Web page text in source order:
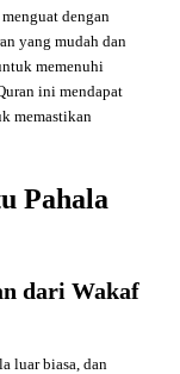
dengan
yang mudah dan
memenuhi
ini mendapat
memastikan
Pahala
dari Wakaf
luar biasa, dan